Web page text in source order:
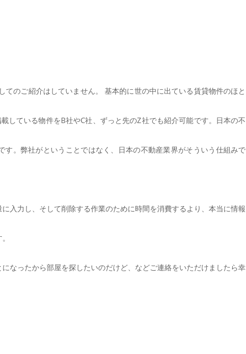
のご紹介はしていません。 基本的に世の中に出ている賃貸物件のほと
している物件をB社やC社、ずっと先のZ社でも紹介可能です。日本の不
。弊社がということではなく、日本の不動産業界がそういう仕組みで
入力し、そして削除する作業のために時間を消費するより、本当に情報
なったから部屋を探したいのだけど、などご連絡をいただけましたら幸